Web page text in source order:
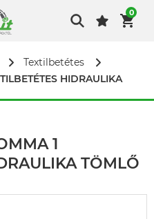
0
Textilbetétes
HIDRAULIKA
1
TÖMLŐ